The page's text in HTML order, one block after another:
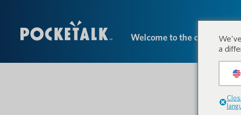
Welcome to the
a